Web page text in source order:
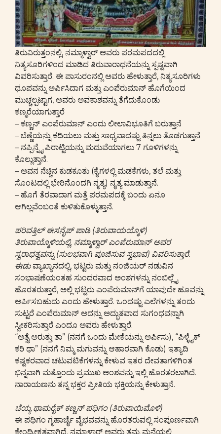
ತಿರುವಿರುತ್ತಂನಲ್ಲಿ, ನಮ್ಮಾಳ್ವಾರ್ ಅವರು ಪರಮಪದದಲ್ಲಿ
ನಿತ್ಯಸೂರಿಗಳಿಂದ ಮಾಡಿದ ತಿರುವಾರಾಧನೆಯನ್ನು ಸ್ಪಷ್ಟವಾಗಿ
ವಿವರಿಸುತ್ತಾರೆ. ಈ ಪಾಸುರಂನಲ್ಲಿ ಅವರು ಹೇಳುತ್ತಾರೆ, ನಿತ್ಯಸೂರಿಗಳು
ಧೂಪವನ್ನು ಅರ್ಪಿಸಿದಾಗ ಮತ್ತು ಎಂಪೆರುಮಾನ್ ಹೊಗೆಯಿಂದ
ಮುಚ್ಚಲ್ಪಟ್ಟಾಗ, ಅವರು ಅವಕಾಶವನ್ನು ತೆಗೆದುಕೊಂಡು
ಕಣ್ಮರೆಯಾಗುತ್ತಾರೆ
– ಕಣ್ಣನ್ ಎಂಪೆರುಮಾನ್ ಎಂದು ಲೀಲಾವಿಭೂತಿಗೆ ಬರುತ್ತಾನೆ
– ಬೆಣ್ಣೆಯನ್ನು ಕದಿಯಲು ಮತ್ತು ಸಾಧ್ಯವಾದಷ್ಟು ತಿನ್ನಲು ತೊಡಗುತ್ತಾನೆ
– ನಪ್ಪಿನ್ನೈ ಪಿರಾಟ್ಟಿಯನ್ನು ಮದುವೆಯಾಗಲು 7 ಗೂಳಿಗಳನ್ನು
ಕೊಲ್ಲುತ್ತಾನೆ.
– ಅವನ ನೆಚ್ಚಿನ ಕುಡಕೂತು (ಕೈಗಳಲ್ಲಿ ಮಡಕೆಗಳು, ತಲೆ ಮತ್ತು
ಸೊಂಟದಲ್ಲಿ ಭೇರಿನೊಂದಗಿ ನೃತ್ಯ) ನೃತ್ಯ ಮಾಡುತ್ತಾನೆ.
– ಹೊಗೆ ತೆರವಾದಾಗ ಮತ್ತೆ ಪರಮಪದಕ್ಕೆ ಬಂದು ಏನೂ
ಆಗಿಲ್ಲವೆಂಬಂತೆ ಕುಳಿತುಕೊಳ್ಳುತ್ತಾನೆ.
ಪರಿವತ್ತಿಲ್ ಈಸನೈಪ್ ಪಾಡಿ (ತಿರುವಾಯಯ್ಮೊಳಿ)
ತಿರುವಾಯ್ಮೊಳಿಯಲ್ಲಿ, ನಮ್ಮಾಳ್ವಾರ್ ಎಂಪೆರುಮಾನ್ ಅವರ
ಸ್ವರಾಧತ್ವವನ್ನು (ಸುಲಭವಾಗಿ ಪೂಜಿಸುವ ಸ್ವಭಾವ) ವಿವರಿಸುತ್ತಾರೆ.
ಈಡುವ್ಯಾಖ್ಯಾನದಲ್ಲಿ, ಭಟ್ಟರು ಮತ್ತು ನಂಜಿಯರ್ ನಡುವಿನ
ಸಂಭಾಷಣೆಯಂತಹ ಸುಂದರವಾದ ಅಂಶಗಳನ್ನು ನಂಬಿಲ್ಲೈ
ಹೊರತರುತ್ತಾರೆ, ಅಲ್ಲಿ ಭಟ್ಟರು ಎಂಪೆರುಮಾನ್‌ಗೆ ಯಾವುದೇ ಹೂವನ್ನು
ಅರ್ಪಿಸಬಹುದು ಎಂದು ಹೇಳುತ್ತಾರೆ. ಒಂದಷ್ಟು ಎಲೆಗಳನ್ನು ತಂದು
ಸುಟ್ಟರೆ ಎಂಪೆರುಮಾನ್ ಅದನ್ನು ಅದ್ಭುತವಾದ ಸುಗಂಧವನ್ನಾಗಿ
ಸ್ವೀಕರಿಸುತ್ತಾರೆ ಎಂದೂ ಅವರು ಹೇಳುತ್ತಾರೆ.
“ಅತ್ತೈ ಅರುತ್ತು ತಾ” (ನನಗೆ ಒಂದು ಮೇಕೆಯನ್ನು ಅರ್ಪಿಸು), “ಪಿಳ್ಳೈಕ್
ಕರಿ ಥಾ” (ನನಗೆ ನಿಮ್ಮ ಮಗುವನ್ನು ಆಹಾರವಾಗಿ ಕೊಡು) ಇತ್ಯಾದಿ
ಕಷ್ಟಕರವಾದ ಚಟುವಟಿಕೆಗಳನ್ನು ಕೇಳುವ ಇತರ ದೇವತಾಗಳಿಗಿಂತ
ಭಿನ್ನವಾಗಿ ಮತ್ತೊಂದು ಪ್ರಮುಖ ಅಂಶವನ್ನು ಇಲ್ಲಿ ಹೊರತರಲಾಗಿದೆ.
ನಾರಾಯಣನು ತನ್ನ ಭಕ್ತರ ಪ್ರೀತಿಯ ಭಕ್ತಿಯನ್ನು ಕೇಳುತ್ತಾನೆ.
ಚೆಯ್ಯ ಥಾಮರೈಕ್ ಕಣ್ಣನ್ ಪಧಿಗಂ (ತಿರುವಾಯಿಮೊಳಿ)
ಈ ಪಧಿಗಂ ಗೃಹಾರ್ಚೈ ವೈಭವವನ್ನು ಹೊರತರುವಲ್ಲಿ ಸಂಪೂರ್ಣವಾಗಿ
ಕೇಂದ್ರೀಕೃತವಾಗಿದೆ. ನಮ್ಮಾಳ್ವಾರ್ ಅವರು ತಮ್ಮ ಮನೆಯಲ್ಲಿ